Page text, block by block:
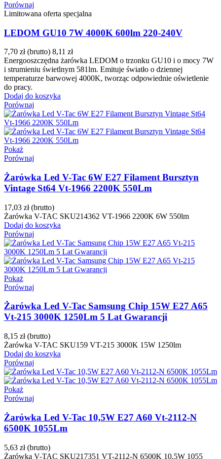
Porównaj
Limitowana oferta specjalna
LEDOM GU10 7W 4000K 600lm 220-240V
7,70 zł (brutto) 8,11 zł
Energooszczędna żarówka LEDOM o trzonku GU10 i o mocy 7W
i strumieniu świetlnym 581lm. Emituje światło o dziennej
temperaturze barwowej 4000K, tworząc odpowiednie oświetlenie
do pracy.
Dodaj do koszyka
Porównaj
Pokaż
Porównaj
Żarówka Led V-Tac 6W E27 Filament Bursztyn
Vintage St64 Vt-1966 2200K 550Lm
17,03 zł (brutto)
Żarówka V-TAC SKU214362 VT-1966 2200K 6W 550lm
Dodaj do koszyka
Porównaj
Pokaż
Porównaj
Żarówka Led V-Tac Samsung Chip 15W E27 A65
Vt-215 3000K 1250Lm 5 Lat Gwarancji
8,15 zł (brutto)
Żarówka V-TAC SKU159 VT-215 3000K 15W 1250lm
Dodaj do koszyka
Porównaj
Pokaż
Porównaj
Żarówka Led V-Tac 10,5W E27 A60 Vt-2112-N
6500K 1055Lm
5,63 zł (brutto)
Żarówka V-TAC SKU217351 VT-2112-N 6500K 10,5W 1055